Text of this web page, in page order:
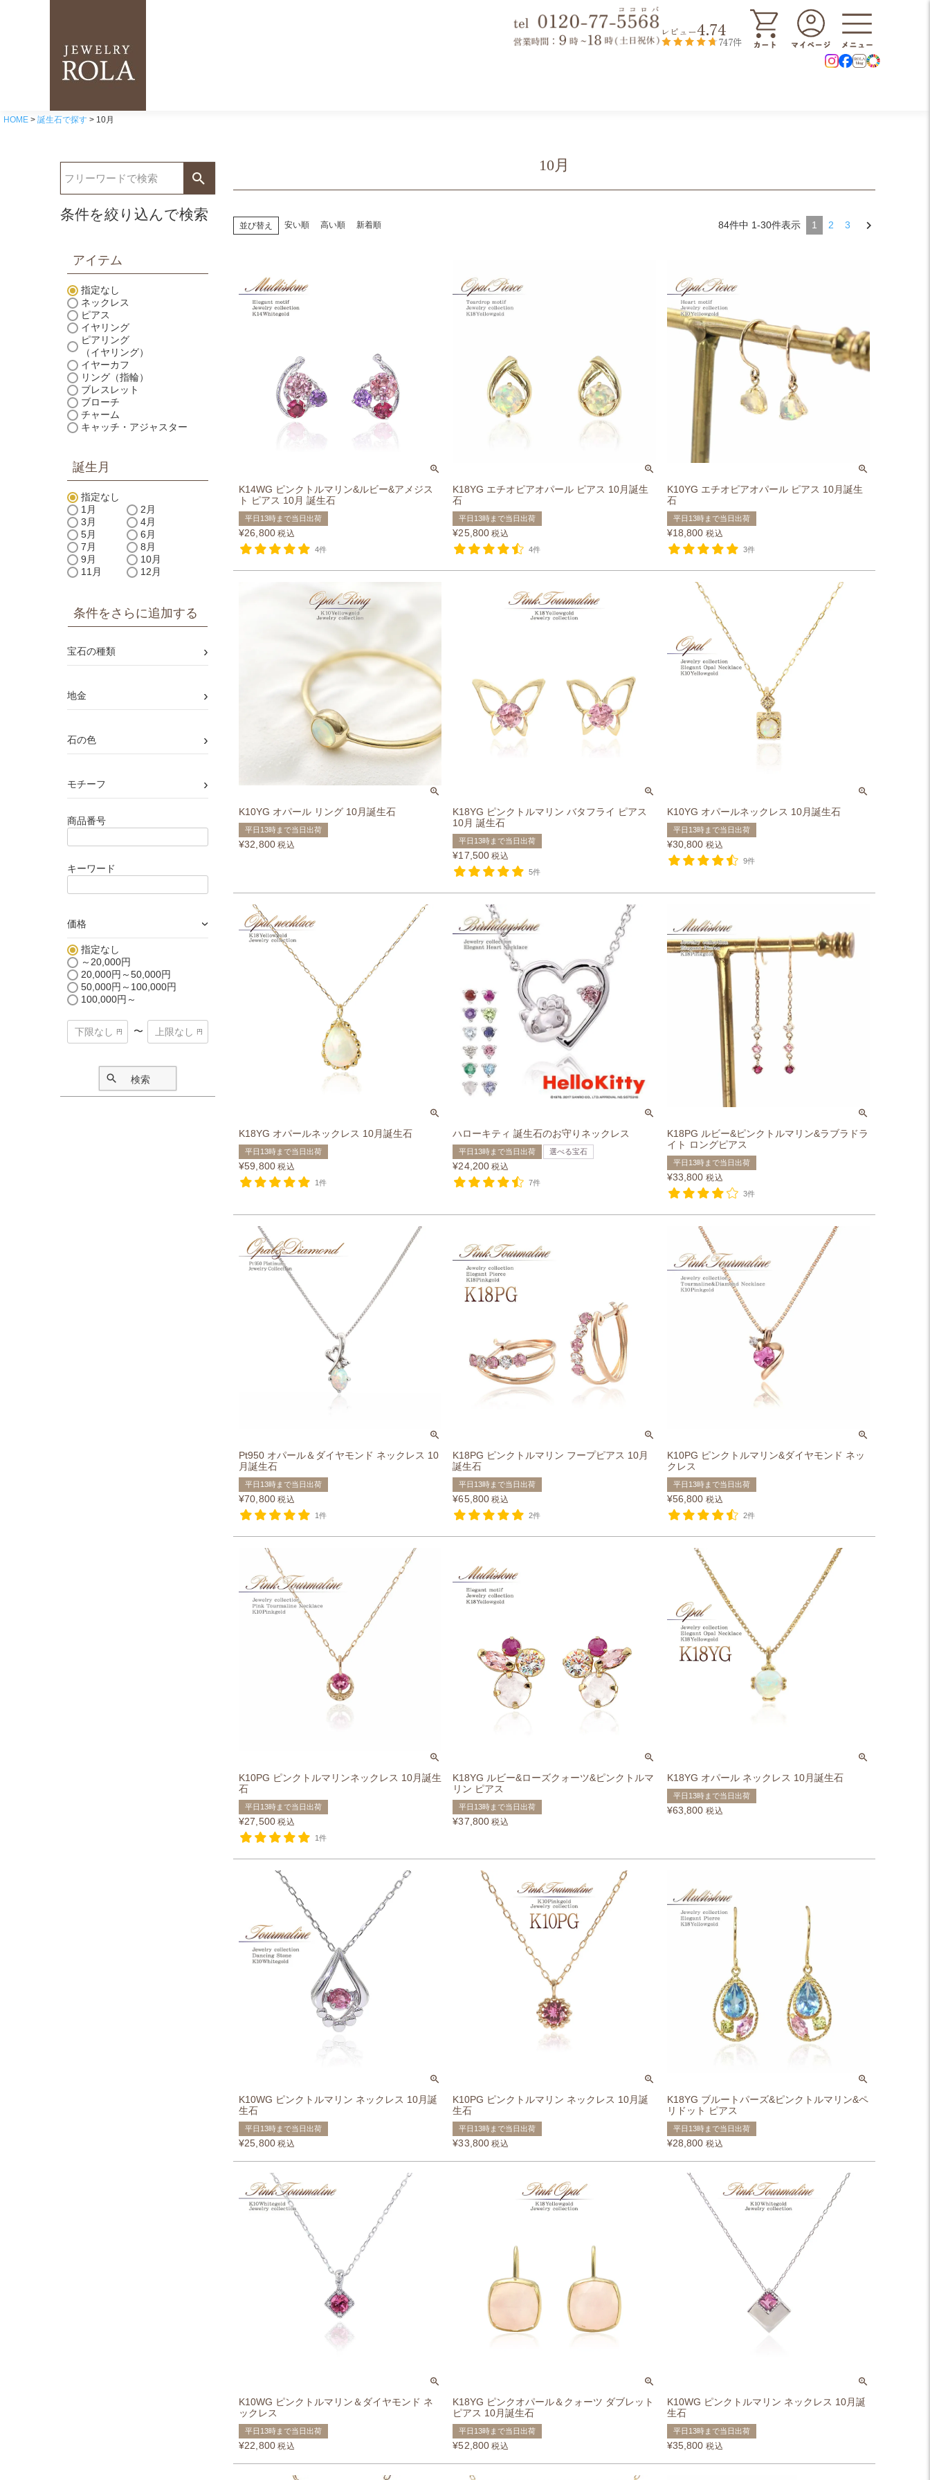
レビュー4.74
747件
HOME 誕生石で探す 10月
条件を絞り込んで検索
アイテム
指定なし
ネックレス
ピアス
イヤリング
ピアリング
（イヤリング）
イヤーカフ
リング（指輪）
ブレスレット
ブローチ
チャーム
キャッチ・アジャスター
誕生月
指定なし
1月
2月
3月
4月
5月
6月
7月
8月
9月
10月
11月
12月
条件をさらに追加する
宝石の種類 ›
地金 ›
石の色 ›
モチーフ ›
商品番号
キーワード
価格 ›
指定なし
～20,000円
20,000円～50,000円
50,000円～100,000円
100,000円～
〜
検索
10月
並び替え 安い順 高い順 新着順 84件中 1-30件表示 1 2 3
K14WG ピンクトルマリン&ルビー&アメジス
ト ピアス 10月 誕生石
平日13時まで当日出荷
¥26,800 税込
4件
K18YG エチオピアオパール ピアス 10月誕生
石
平日13時まで当日出荷
¥25,800 税込
4件
K10YG エチオピアオパール ピアス 10月誕生
石
平日13時まで当日出荷
¥18,800 税込
3件
K10YG オパール リング 10月誕生石
平日13時まで当日出荷
¥32,800 税込
K18YG ピンクトルマリン バタフライ ピアス
10月 誕生石
平日13時まで当日出荷
¥17,500 税込
5件
K10YG オパールネックレス 10月誕生石
平日13時まで当日出荷
¥30,800 税込
9件
K18YG オパールネックレス 10月誕生石
平日13時まで当日出荷
¥59,800 税込
1件
ハローキティ 誕生石のお守りネックレス
平日13時まで当日出荷 選べる宝石
¥24,200 税込
7件
K18PG ルビー&ピンクトルマリン&ラブラドラ
イト ロングピアス
平日13時まで当日出荷
¥33,800 税込
3件
Pt950 オパール＆ダイヤモンド ネックレス 10
月誕生石
平日13時まで当日出荷
¥70,800 税込
1件
K18PG ピンクトルマリン フープピアス 10月
誕生石
平日13時まで当日出荷
¥65,800 税込
2件
K10PG ピンクトルマリン&ダイヤモンド ネッ
クレス
平日13時まで当日出荷
¥56,800 税込
2件
K10PG ピンクトルマリンネックレス 10月誕生
石
平日13時まで当日出荷
¥27,500 税込
1件
K18YG ルビー&ローズクォーツ&ピンクトルマ
リン ピアス
平日13時まで当日出荷
¥37,800 税込
K18YG オパール ネックレス 10月誕生石
平日13時まで当日出荷
¥63,800 税込
K10WG ピンクトルマリン ネックレス 10月誕
生石
平日13時まで当日出荷
¥25,800 税込
K10PG ピンクトルマリン ネックレス 10月誕
生石
平日13時まで当日出荷
¥33,800 税込
K18YG ブルートパーズ&ピンクトルマリン&ペ
リドット ピアス
平日13時まで当日出荷
¥28,800 税込
K10WG ピンクトルマリン＆ダイヤモンド ネ
ックレス
平日13時まで当日出荷
¥22,800 税込
K18YG ピンクオパール＆クォーツ ダブレット
ピアス 10月誕生石
平日13時まで当日出荷
¥52,800 税込
K10WG ピンクトルマリン ネックレス 10月誕
生石
平日13時まで当日出荷
¥35,800 税込